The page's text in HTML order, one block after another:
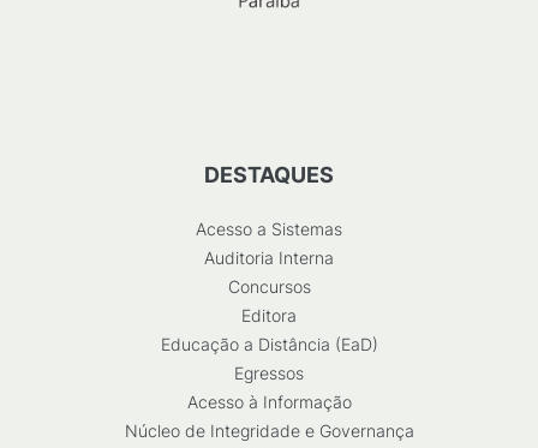
DESTAQUES
Acesso a Sistemas
Auditoria Interna
Concursos
Editora
Educação a Distância (EaD)
Egressos
Acesso à Informação
Núcleo de Integridade e Governança